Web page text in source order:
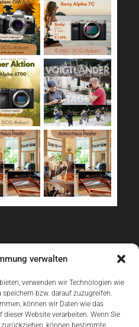
verwalten
verwenden wir Technologien wie
bzw. darauf zuzugreifen.
können wir Daten wie das
Website verarbeiten. Wenn Sie
können bestimmte